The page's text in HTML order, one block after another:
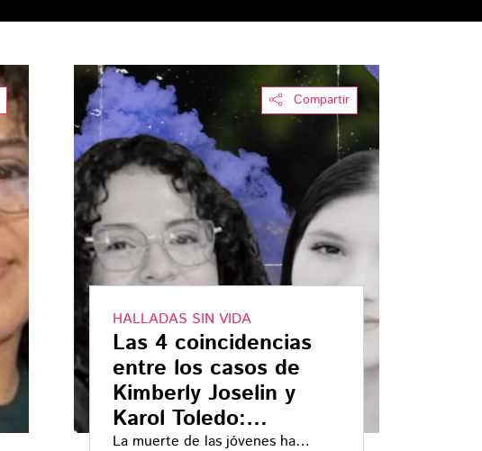
Compartir
HALLADAS SIN VIDA
Las 4 coincidencias
entre los casos de
Kimberly Joselin y
Karol Toledo:
desaparecidas en
La muerte de las jóvenes ha